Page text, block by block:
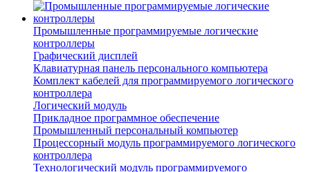
Промышленные программируемые логические
контроллеры
Графический дисплей
Клавиатурная панель персонального компьютера
Комплект кабелей для программируемого логического
контроллера
Логический модуль
Прикладное программное обеспечение
Промышленный персональный компьютер
Процессорный модуль программируемого логического
контроллера
Технологический модуль программируемого